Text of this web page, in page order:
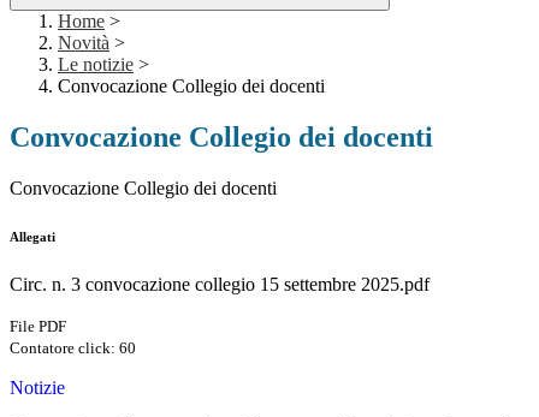
Home >
Novità >
Le notizie >
Convocazione Collegio dei docenti
Convocazione Collegio dei docenti
Convocazione Collegio dei docenti
Allegati
Circ. n. 3 convocazione collegio 15 settembre 2025.pdf
File PDF
Contatore click: 60
Notizie